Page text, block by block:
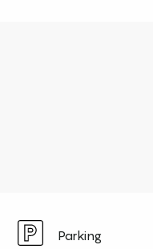
Parking